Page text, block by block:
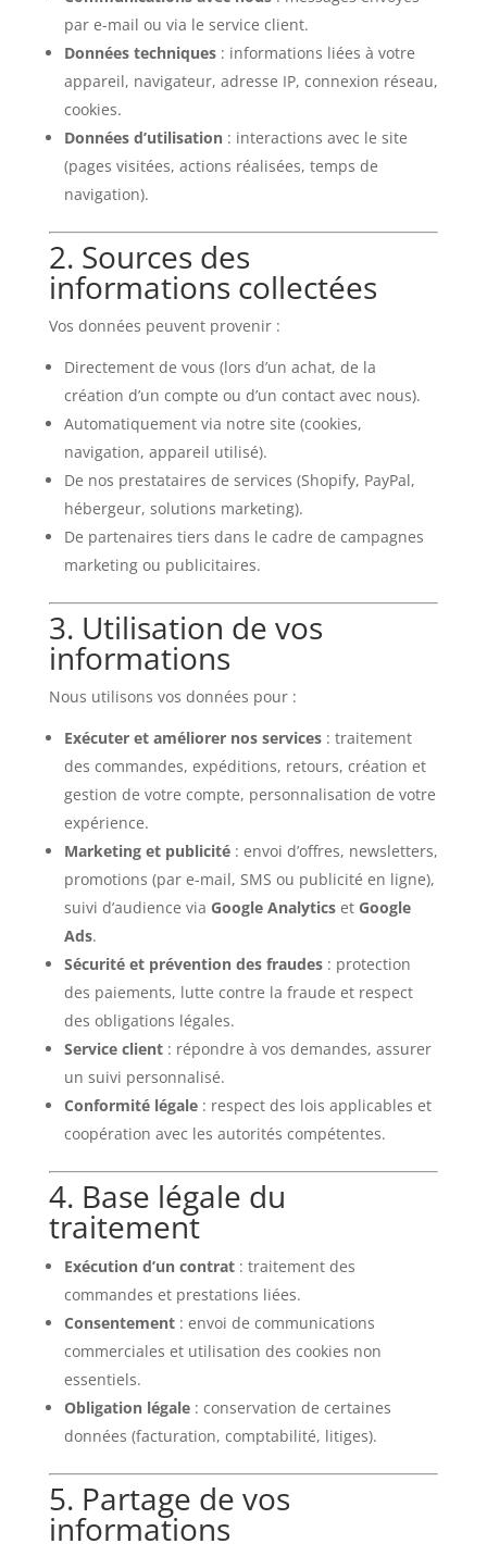
par e-mail ou via le service client.
Données techniques: informations liées à votre
appareil, navigateur, adresse IP, connexion réseau,
cookies.
Données d’utilisation: interactions avec le site
(pages visitées, actions réalisées, temps de
navigation).
2. Sources des
informations collectées
Vos données peuvent provenir :
Directement de vous (lors d’un achat, de la
création d’un compte ou d’un contact avec nous).
Automatiquement via notre site (cookies,
navigation, appareil utilisé).
De nos prestataires de services (Shopify, PayPal,
hébergeur, solutions marketing).
De partenaires tiers dans le cadre de campagnes
marketing ou publicitaires.
3. Utilisation de vos
informations
Nous utilisons vos données pour :
Exécuter et améliorer nos services: traitement
des commandes, expéditions, retours, création et
gestion de votre compte, personnalisation de votre
expérience.
Marketing et publicité: envoi d’offres, newsletters,
promotions (par e-mail, SMS ou publicité en ligne),
suivi d’audience via Google Analyticset Google
Ads.
Sécurité et prévention des fraudes: protection
des paiements, lutte contre la fraude et respect
des obligations légales.
Service client: répondre à vos demandes, assurer
un suivi personnalisé.
Conformité légale: respect des lois applicables et
coopération avec les autorités compétentes.
4. Base légale du
traitement
Exécution d’un contrat: traitement des
commandes et prestations liées.
Consentement: envoi de communications
commerciales et utilisation des cookies non
essentiels.
Obligation légale: conservation de certaines
données (facturation, comptabilité, litiges).
5. Partage de vos
informations